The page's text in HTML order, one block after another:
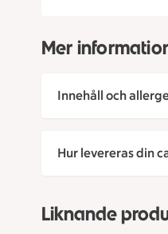
Mer
Innehåll och
Hur levereras din
Liknande